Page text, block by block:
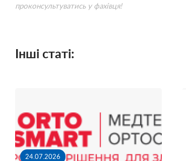
проконсультуватись у фахівця!
Інші статі:
24.07.2026